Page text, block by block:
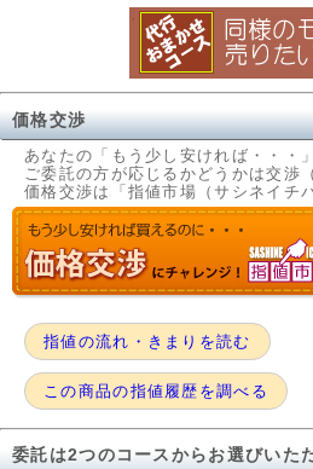
価格交渉
あなたの「もう少し安ければ・・・
ご委託の方が応じるかどうかは交渉
価格交渉は「指値市場（サシネイチ
指値の流れ・きまりを読む
この商品の指値履歴を調べる
委託は2つのコースからお選びいた